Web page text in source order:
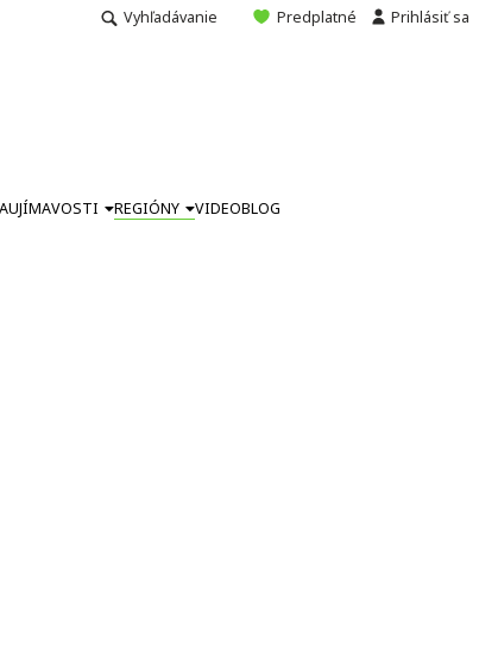
Vyhľadávanie Predplatné Prihlásiť sa
REGIÓNY VIDEOBLOG